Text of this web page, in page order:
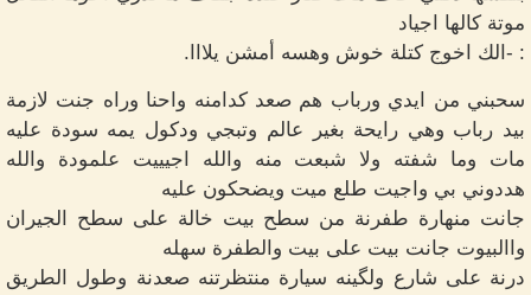
موتة كالها اجياد
: -الك اخوج كتلة خوش وهسه أمشن يلااا.
سحبني من ايدي ورباب هم صعد كدامنه واحنا وراه جنت لازمة
بيد رباب وهي رايحة بغير عالم وتبجي ودكول يمه سودة عليه
مات وما شفته ولا شبعت منه والله اجيييت علمودة والله
هددوني بي واجيت طلع ميت ويضحكون عليه
جانت منهارة طفرنة من سطح بيت خالة على سطح الجيران
واالبيوت جانت بيت على بيت والطفرة سهله
درنة على شارع ولگينه سيارة منتظرتنه صعدنة وطول الطريق